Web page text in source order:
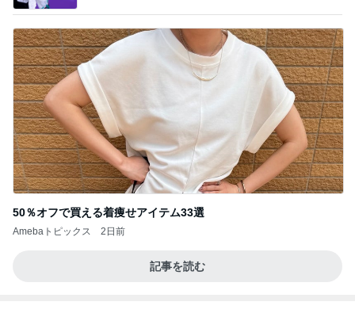
50％オフで買える着痩せアイテム33選
Amebaトピックス 2日前
記事を読む